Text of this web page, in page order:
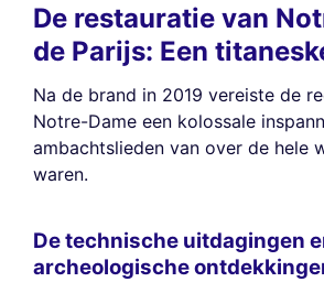
De restauratie van
de Parijs: Een
Na de brand in 2019 vereiste de
Notre-Dame een kolossale
ambachtslieden van over de hele
waren.
De technische uitdagingen
archeologische